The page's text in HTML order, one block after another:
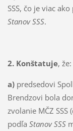
SSS, čo je viac
Stanov SSS.
2. Konštatuje, že:
a)predsedovi
Brendzovi bola
zvolanie MČZ
podľa Stanov SSS